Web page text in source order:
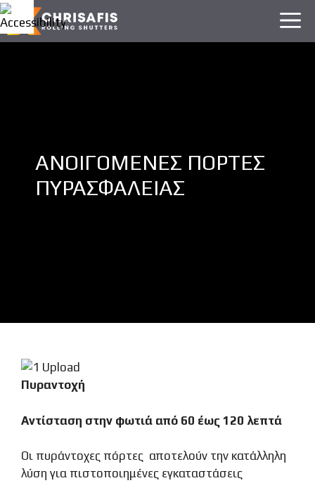
Skip
to
content
ΑΝΟΙΓΟΜΕΝΕΣ ΠΟΡΤΕΣ
ΠΥΡΑΣΦΑΛΕΙΑΣ
Πυραντοχή
Αντίσταση στην φωτιά από 60 έως 120 λεπτά
Οι πυράντοχες πόρτες αποτελούν την κατάλληλη
λύση για πιστοποιημένες εγκαταστάσεις